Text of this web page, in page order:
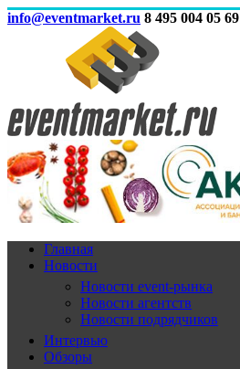
info@eventmarket.ru 8 495 004 05 69
Главная
Новости
Новости event-рынка
Новости агентств
Новости подрядчиков
Интервью
Обзоры